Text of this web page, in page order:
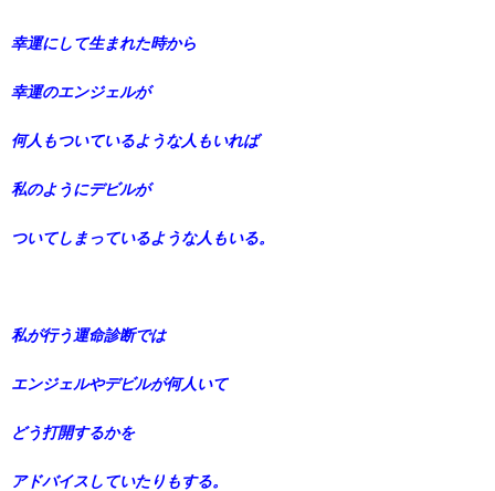
幸運にして生まれた時から
幸運のエンジェルが
何人もついているような人もいれば
私のようにデビルが
ついてしまっているような人もいる。
私が行う運命診断では
エンジェルやデビルが何人いて
どう打開するかを
アドバイスしていたりもする。